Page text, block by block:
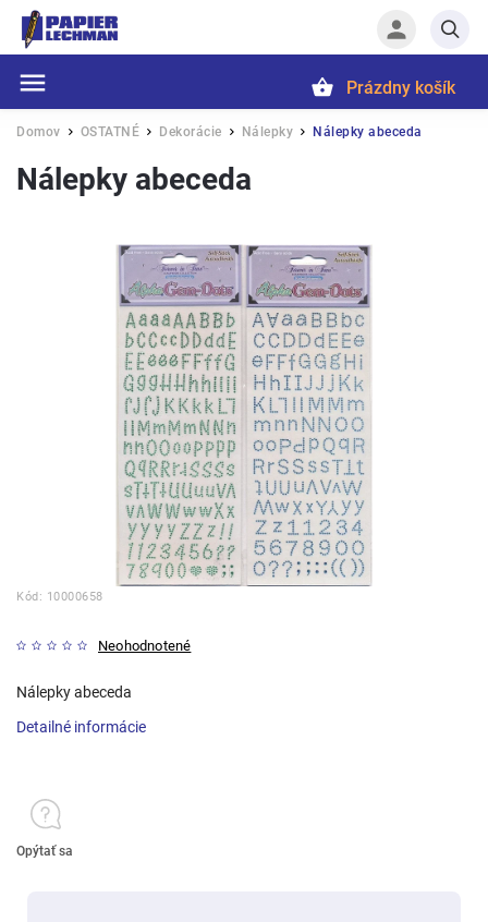
Hľadať
Prázdny košík
Domov / OSTATNÉ / Dekorácie / Nálepky / Nálepky abeceda
Nálepky abeceda
Kód: 10000658
Neohodnotené
Nálepky abeceda
Detailné informácie
Opýtať sa